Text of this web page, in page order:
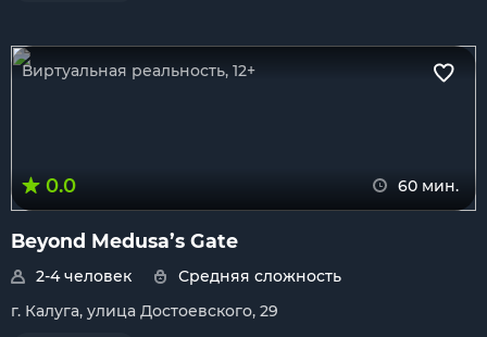
Виртуальная реальность, 12+
0.0 60 мин.
Beyond Medusa’s Gate
2-4 человек
Средняя сложность
г. Калуга, улица Достоевского, 29